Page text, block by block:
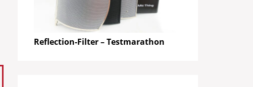
Reflection-Filter – Testmarathon